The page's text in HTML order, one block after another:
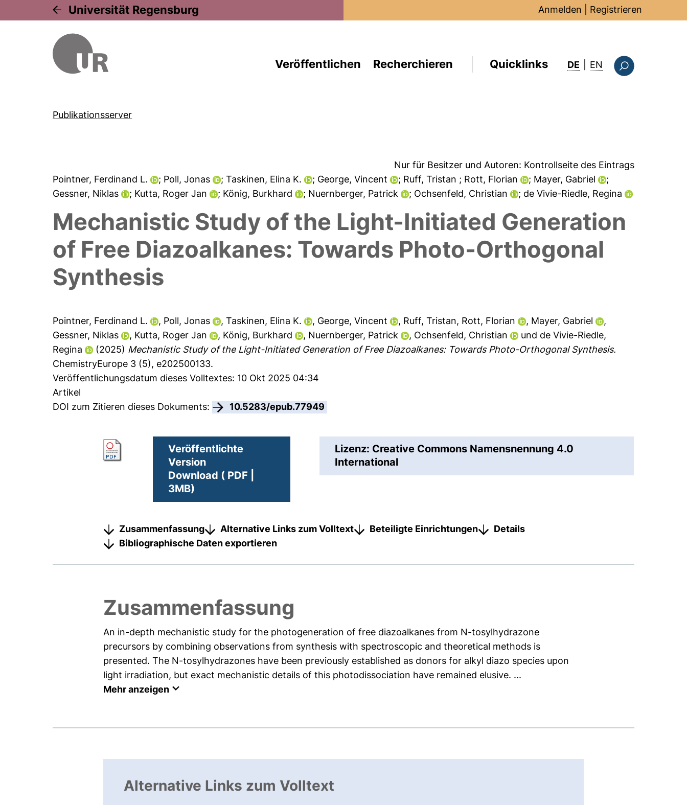
Universität Regensburg Anmelden Registrieren
Veröffentlichen Recherchieren Quicklinks DE EN : this page in
Publikationsserver
Nur für Besitzer und Autoren: Kontrollseite des Eintrags
Pointner, Ferdinand L.
; Poll, Jonas ; Taskinen, Elina K. ; George, Vincent ; Ruff, Tristan ; Rott, Florian ; Mayer, Gabriel
;
Gessner, Niklas
; Kutta, Roger Jan ; König, Burkhard ; Nuernberger, Patrick ; Ochsenfeld, Christian ; de Vivie-Riedle, Regina
Mechanistic Study of the Light-Initiated Generation
of Free Diazoalkanes: Towards Photo-Orthogonal
Synthesis
Pointner, Ferdinand L. , Poll, Jonas ,Taskinen, Elina K. , George, Vincent , Ruff, Tristan, Rott, Florian , Mayer, Gabriel
,
Gessner, Niklas
, Kutta, Roger Jan , König, Burkhard , Nuernberger, Patrick , Ochsenfeld, Christian und de Vivie-Riedle,
Regina
(2025) Mechanistic Study of the Light-Initiated Generation of Free Diazoalkanes: Towards Photo-Orthogonal Synthesis.
ChemistryEurope 3 (5), e202500133.
Veröffentlichungsdatum dieses Volltextes: 10 Okt 2025 04:34
Artikel
DOI zum Zitieren dieses Dokuments:
10.5283/epub.77949
Veröffentlichte
Version
Download ( PDF |
3MB)
Lizenz: Creative Commons Namensnennung 4.0
International
Zusammenfassung Alternative Links zum Volltext Beteiligte Einrichtungen
Details
Bibliographische Daten exportieren
Zusammenfassung
An in-depth mechanistic study for the photogeneration of free diazoalkanes from N-tosylhydrazone
precursors by combining observations from synthesis with spectroscopic and theoretical methods is
presented. The N-tosylhydrazones have been previously established as donors for alkyl diazo species upon
light irradiation, but exact mechanistic details of this photodissociation have remained elusive. ...
Mehr anzeigen
Alternative Links zum Volltext